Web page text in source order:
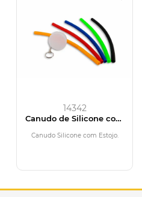
14342
Canudo de Silicone com
Canudo Silicone com Estojo.